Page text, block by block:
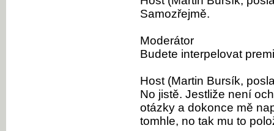
Samozřejmě.
Moderátor
Budete interpelovat
Host (Martin Bursík,
No jistě. Jestliže není
otázky a dokonce mě
tomhle, no tak mu to